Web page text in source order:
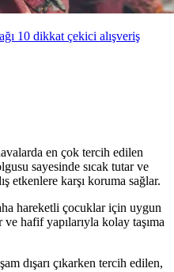
10 dikkat çekici alışveriş
en çok tercih edilen
sayesinde sıcak tutar ve
etkenlere karşı koruma sağlar.
hareketli çocuklar için uygun
hafif yapılarıyla kolay taşıma
dışarı çıkarken tercih edilen,